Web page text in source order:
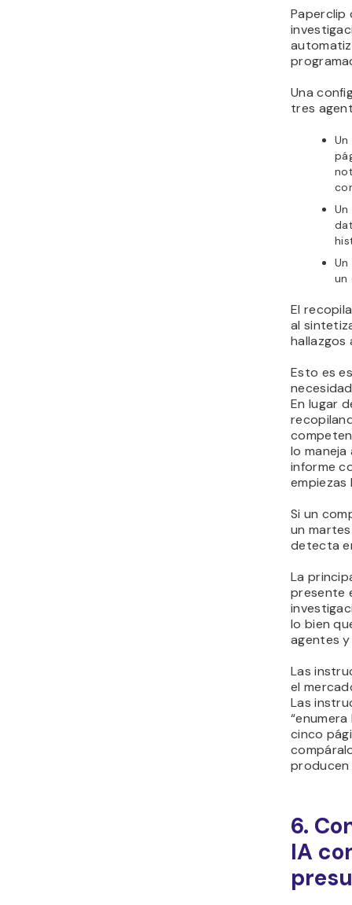
Paperclip
Una
tres
un
El
al
hallazgos
Esto es
En lugar
lo
informe
empiezas
Si un
un
detecta
La
presente
lo bien
agentes
Las
el
Las
cinco
6.
IA